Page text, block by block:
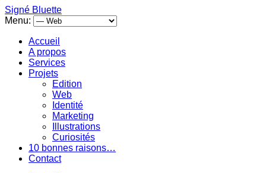
Signé Bluette
Menu:
Accueil
A propos
Services
Projets
Edition
Web
Identité
Marketing
Illustrations
Curiosités
10 bonnes raisons…
Contact